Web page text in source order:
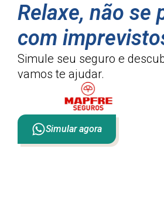
Relaxe, não se
com
Simule seu seguro e
vamos te ajudar.
Simular agora